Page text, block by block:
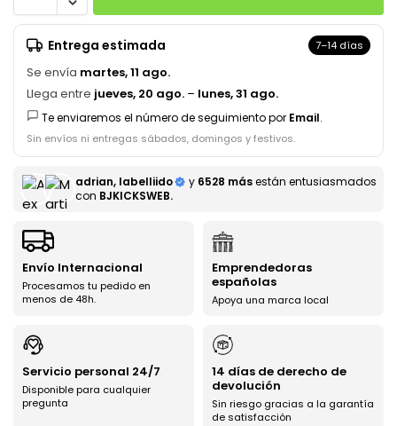
Entrega estimada 7–14 días
Se envía martes, 11 ago.
Llega entre jueves, 20 ago. – lunes, 31 ago.
Te enviaremos el número de seguimiento por Email.
Sin envíos ni entregas sábados, domingos y festivos.
adrian, labelliido y 6528 másestán entusiasmados
con BJKICKSWEB.
Envío Internacional
Procesamos tu pedido en
menos de 48h.
Emprendedoras
españolas
Apoya una marca local
Servicio personal 24/7
Disponible para cualquier
pregunta
14 días de derecho de
devolución
Sin riesgo gracias a la garantía
de satisfacción
Ahorra uniéndote al